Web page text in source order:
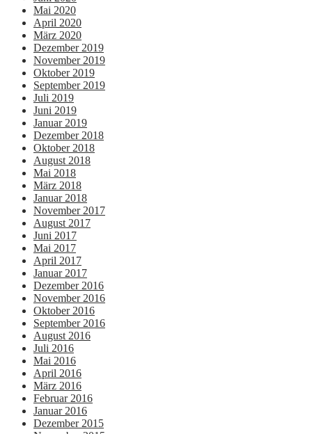
Mai 2020
April 2020
März 2020
Dezember 2019
November 2019
Oktober 2019
September 2019
Juli 2019
Juni 2019
Januar 2019
Dezember 2018
Oktober 2018
August 2018
Mai 2018
März 2018
Januar 2018
November 2017
August 2017
Juni 2017
Mai 2017
April 2017
Januar 2017
Dezember 2016
November 2016
Oktober 2016
September 2016
August 2016
Juli 2016
Mai 2016
April 2016
März 2016
Februar 2016
Januar 2016
Dezember 2015